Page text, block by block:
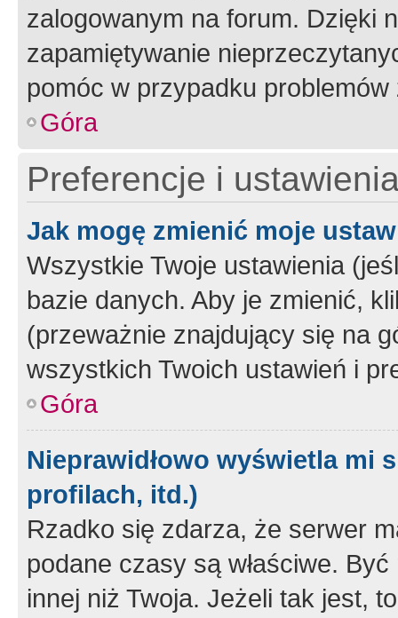
zalogowanym na forum. Dzięki
zapamiętywanie
pomóc w przypadku
Góra
Preferencje i
Jak mogę zmienić moje
Wszystkie Twoje ustawienia
bazie danych. Aby je zmienić,
(przeważnie znajdujący się na
wszystkich Twoich ustawień i
Góra
Nieprawidłowo wyświetla mi
profilach, itd.)
Rzadko się zdarza, że serwer
podane czasy są właściwe.
innej niż Twoja. Jeżeli tak jest,